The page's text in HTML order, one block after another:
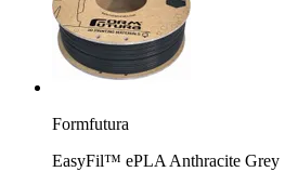
Formfutura
EasyFil™ ePLA Anthracite Grey